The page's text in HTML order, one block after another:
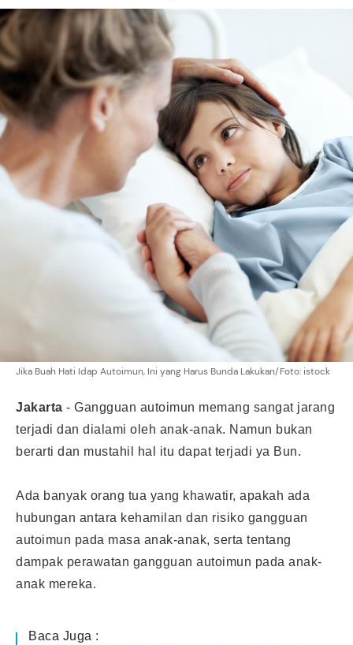
Jika Buah Hati Idap Autoimun, Ini yang Harus Bunda Lakukan/Foto: istock
Jakarta - Gangguan autoimun memang sangat jarang
terjadi dan dialami oleh anak-anak. Namun bukan
berarti dan mustahil hal itu dapat terjadi ya Bun.
Ada banyak orang tua yang khawatir, apakah ada
hubungan antara kehamilan dan risiko gangguan
autoimun pada masa anak-anak, serta tentang
dampak perawatan gangguan autoimun pada anak-
anak mereka.
Baca Juga :